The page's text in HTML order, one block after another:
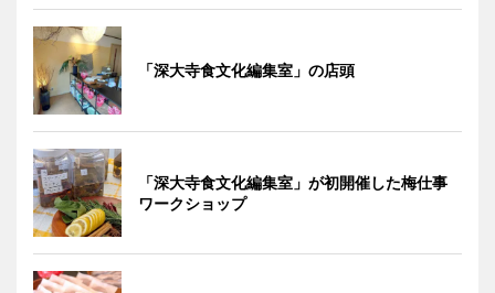
「深大寺食文化編集室」の店頭
「深大寺食文化編集室」が初開催した梅仕事
ワークショップ